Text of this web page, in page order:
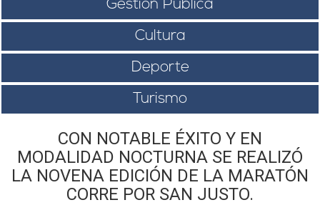
Gestión Pública
Cultura
Deporte
Turismo
CON NOTABLE ÉXITO Y EN
MODALIDAD NOCTURNA SE REALIZÓ
LA NOVENA EDICIÓN DE LA MARATÓN
CORRE POR SAN JUSTO.